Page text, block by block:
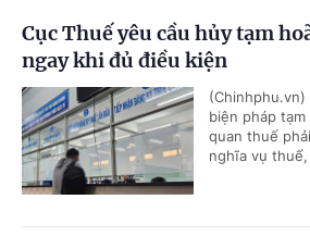
Cục Thuế yêu cầu hủy tạm
ngay khi đủ điều kiện
biện pháp
quan thuế
nghĩa vụ